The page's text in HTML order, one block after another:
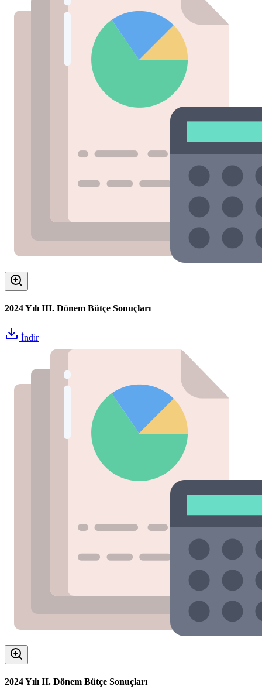
2024 Yılı III. Dönem Bütçe Sonuçları
İndir
2024 Yılı II. Dönem Bütçe Sonuçları